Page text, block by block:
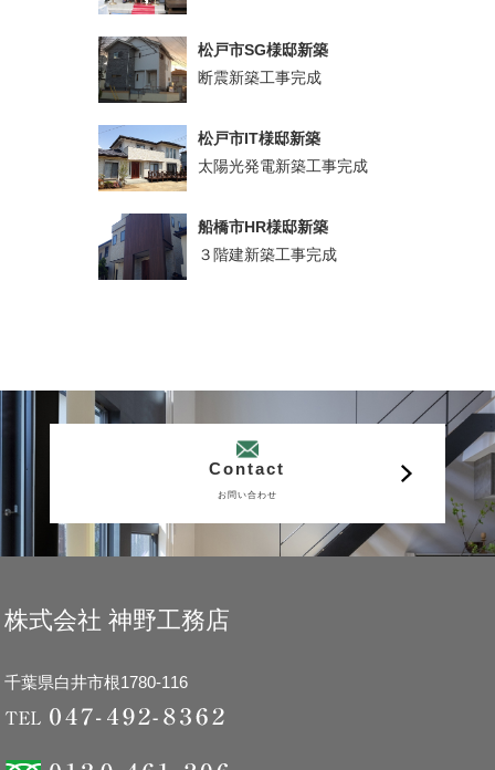
松戸市SG様邸新築
断震新築工事完成
松戸市IT様邸新築
太陽光発電新築工事完成
船橋市HR様邸新築
３階建新築工事完成
Contact
お問い合わせ
株式会社 神野工務店
千葉県白井市根1780-116